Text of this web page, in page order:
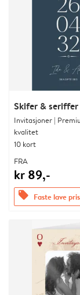
Skifer & seriffer
Invitasjoner |
kvalitet
10 kort
FRA
kr 89,-
offers Faste lave